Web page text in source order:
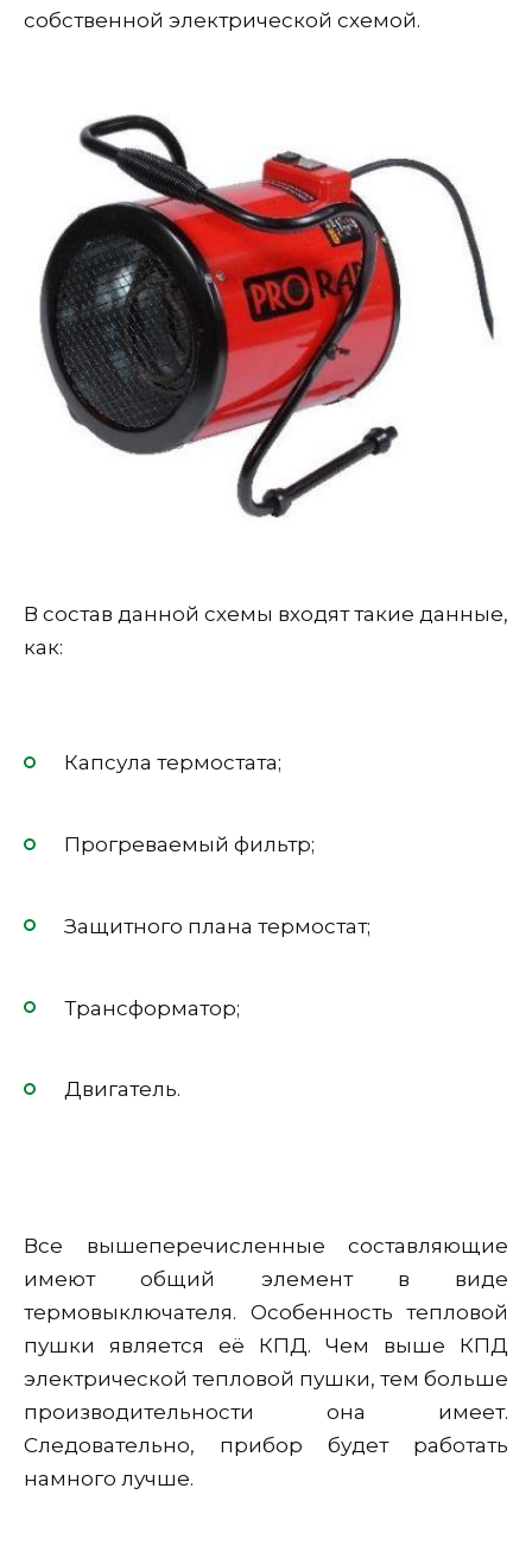
собственной электрической схемой.
В состав данной схемы входят такие данные,
как:
Капсула термостата;
Прогреваемый фильтр;
Защитного плана термостат;
Трансформатор;
Двигатель.
Все вышеперечисленные составляющие
имеют общий элемент в виде
термовыключателя. Особенность тепловой
пушки является её КПД. Чем выше КПД
электрической тепловой пушки, тем больше
производительности она имеет.
Следовательно, прибор будет работать
намного лучше.